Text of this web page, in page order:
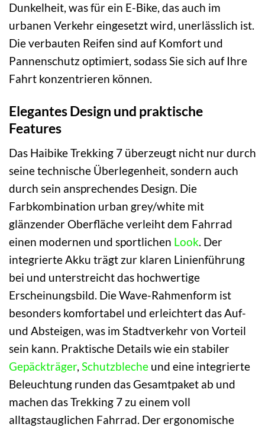
Dunkelheit, was für ein E-Bike, das auch im
urbanen Verkehr eingesetzt wird, unerlässlich ist.
Die verbauten Reifen sind auf Komfort und
Pannenschutz optimiert, sodass Sie sich auf Ihre
Fahrt konzentrieren können.
Elegantes Design und praktische
Features
Das Haibike Trekking 7 überzeugt nicht nur durch
seine technische Überlegenheit, sondern auch
durch sein ansprechendes Design. Die
Farbkombination urban grey/white mit
glänzender Oberfläche verleiht dem Fahrrad
einen modernen und sportlichen Look. Der
integrierte Akku trägt zur klaren Linienführung
bei und unterstreicht das hochwertige
Erscheinungsbild. Die Wave-Rahmenform ist
besonders komfortabel und erleichtert das Auf-
und Absteigen, was im Stadtverkehr von Vorteil
sein kann. Praktische Details wie ein stabiler
Gepäckträger, Schutzbleche und eine integrierte
Beleuchtung runden das Gesamtpaket ab und
machen das Trekking 7 zu einem voll
alltagstauglichen Fahrrad. Der ergonomische